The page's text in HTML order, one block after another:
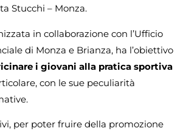
Stucchi – Monza.
in collaborazione con l’Ufficio
di Monza e Brianza, ha l’obiettivo
i giovani alla pratica sportiva
con le sue peculiarità
per poter fruire della promozione